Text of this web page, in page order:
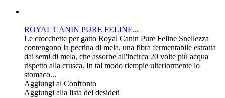
ROYAL CANIN PURE FELINE...
Le crocchette per gatto Royal Canin Pure Feline Snellezza
contengono la pectina di mela, una fibra fermentabile estratta
dai semi di mela, che assorbe all'incirca 20 volte più acqua
rispetto alla crusca. In tal modo riempie ulteriormente lo
stomaco...
Aggiungi al Confronto
Aggiungi alla lista dei desideti